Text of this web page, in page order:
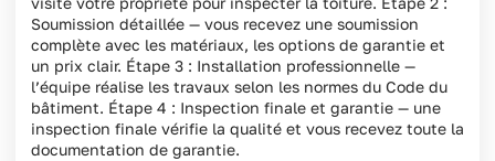
Soumission détaillée — vous recevez une soumission
complète avec les matériaux, les options de garantie et
un prix clair. Étape 3 : Installation professionnelle —
l’équipe réalise les travaux selon les normes du Code du
bâtiment. Étape 4 : Inspection finale et garantie — une
inspection finale vérifie la qualité et vous recevez toute la
documentation de garantie.